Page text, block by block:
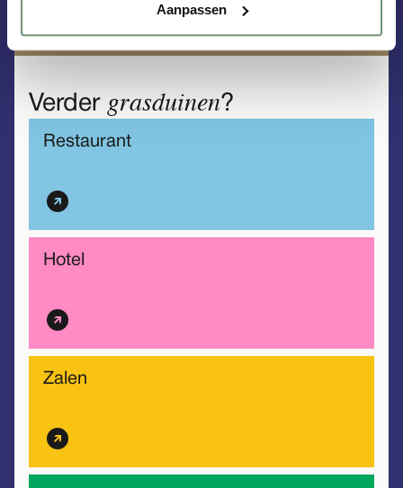
Aanpassen
Verder grasduinen?
Restaurant
Hotel
Zalen